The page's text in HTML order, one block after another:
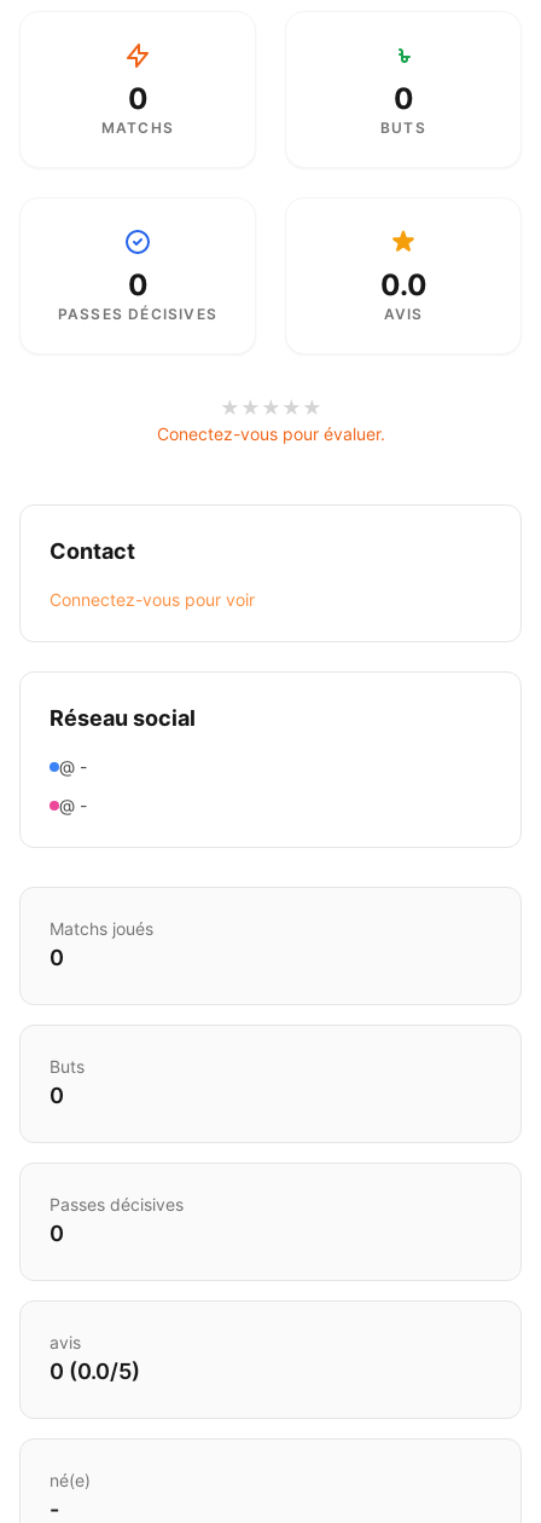
0
MATCHS
0
BUTS
0
PASSES DÉCISIVES
0.0
AVIS
★ ★ ★ ★ ★
Conectez-vous pour évaluer.
Contact
Connectez-vous pour voir
Réseau social
@ -
@ -
Matchs joués
0
Buts
0
Passes décisives
0
avis
0 (0.0/5)
né(e)
-